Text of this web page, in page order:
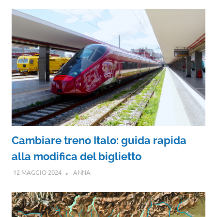
Cambiare treno Italo: guida rapida
alla modifica del biglietto
12 MAGGIO 2024 ANNA